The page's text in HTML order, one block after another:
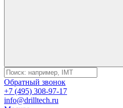
Обратный звонок
+7 (495) 308-97-17
info@drilltech.ru